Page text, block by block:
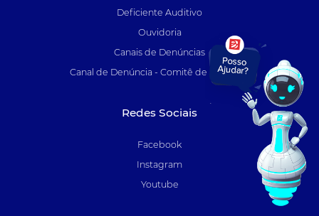
Deficiente Auditivo
Ouvidoria
Canais de Denúncias
Canal de Denúncia - Comitê de Auditoria
Redes Sociais
Facebook
Instagram
Youtube